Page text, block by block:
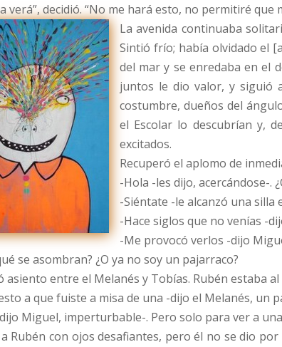
verá”, decidió. “No me hará esto, no permitiré que
La avenida continuaba
Sintió frío; había olvidado el
del mar y se enredaba en el
juntos le dio valor, y siguió
costumbre, dueños del
el Escolar lo descubrían y,
excitados.
Recuperó el aplomo de
-Hola -les dijo, acercándose-.
-Siéntate -le alcanzó una silla
-Hace siglos que no venías -
-Me provocó verlos -dijo
se asombran? ¿O ya no soy un pajarraco?
asiento entre el Melanés y Tobías. Rubén estaba
a que fuiste a misa de una -dijo el Melanés, un
Miguel, imperturbable-. Pero solo para ver a
Rubén con ojos desafiantes, pero él no se dio